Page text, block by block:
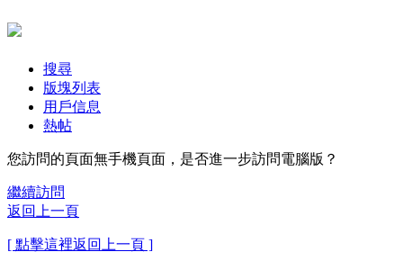
搜尋
版塊列表
用戶信息
熱帖
您訪問的頁面無手機頁面，是否進一步訪問電腦版？
繼續訪問
返回上一頁
[ 點擊這裡返回上一頁 ]